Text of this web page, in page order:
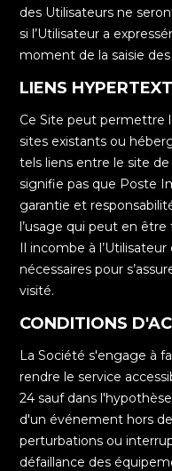
des Utilisateurs ne
si l’Utilisateur a
moment de la saisie
LIENS
Ce Site peut permettre
sites existants ou
tels liens entre le site
signifie pas que Poste
garantie et
l’usage qui peut en être
Il incombe à
nécessaires pour
visité.
CONDITIONS
La Société s'engage à
rendre le service
24 sauf dans
d'un événement hors
perturbations ou
défaillance des